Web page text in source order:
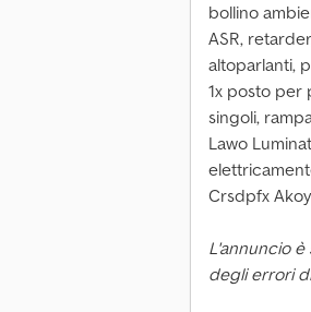
bollino
ASR,
altoparlanti,
1x posto per
singoli,
Lawo
Crsdpfx
L'annuncio
degli errori